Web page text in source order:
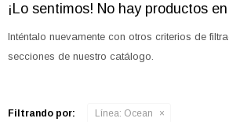
¡Lo sentimos! No hay productos
Inténtalo nuevamente con otros criterios de
secciones de nuestro catálogo.
Filtrando por: Línea: Ocean